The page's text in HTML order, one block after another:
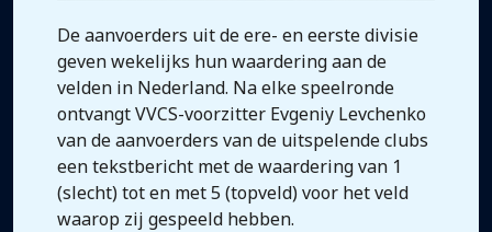
De aanvoerders uit de ere- en eerste divisie
geven wekelijks hun waardering aan de
velden in Nederland. Na elke speelronde
ontvangt VVCS-voorzitter Evgeniy Levchenko
van de aanvoerders van de uitspelende clubs
een tekstbericht met de waardering van 1
(slecht) tot en met 5 (topveld) voor het veld
waarop zij gespeeld hebben.